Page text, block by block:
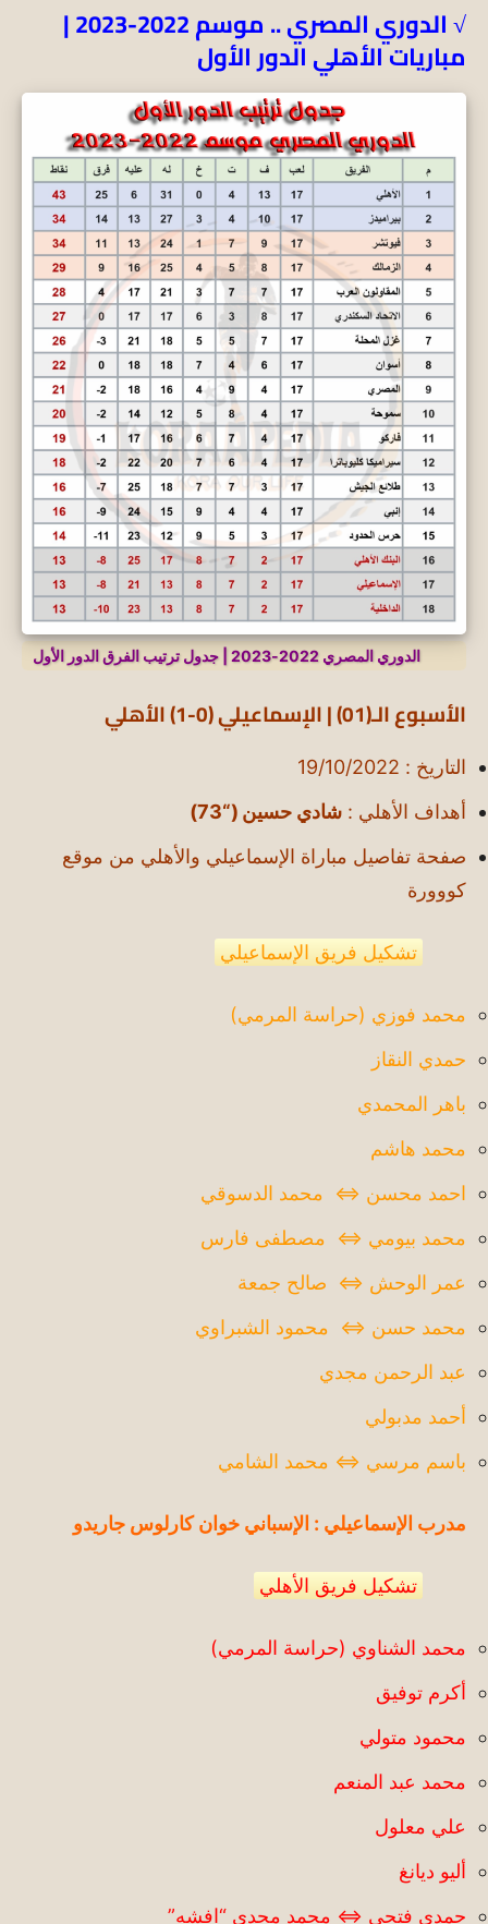
√ الدوري المصري .. موسم 2022-2023 |
مباريات الأهلي الدور الأول
الدوري المصري 2022-2023 | جدول ترتيب الفرق الدور الأول
الأسبوع الـ(01) | الإسماعيلي (0-1) الأهلي
التاريخ : 19/10/2022
أهداف الأهلي : شادي حسين (“73)
صفحة تفاصيل مباراة الإسماعيلي والأهلي من موقع
كووورة
تشكيل فريق الإسماعيلي
محمد فوزي (حراسة المرمي)
حمدي النقاز
باهر المحمدي
محمد هاشم
احمد محسن ⇔ محمد الدسوقي
محمد بيومي ⇔ مصطفى فارس
عمر الوحش ⇔ صالح جمعة
محمد حسن ⇔ محمود الشبراوي
عبد الرحمن مجدي
أحمد مدبولي
باسم مرسي ⇔ محمد الشامي
مدرب الإسماعيلي : الإسباني خوان كارلوس جاريدو
تشكيل فريق الأهلي
محمد الشناوي (حراسة المرمي)
أكرم توفيق
محمود متولي
محمد عبد المنعم
علي معلول
أليو ديانغ
حمدي فتحي ⇔ محمد مجدي “افشه”